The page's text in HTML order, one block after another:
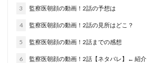
3 監察医朝顔の動画！2話の予想は
4 監察医朝顔の動画！2話の見所はどこ？
5 監察医朝顔の動画！2話までの感想
6 監察医朝顔の動画！2話【ネタバレ】← 紹介